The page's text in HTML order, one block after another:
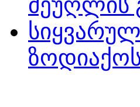
ზოდიაქოს